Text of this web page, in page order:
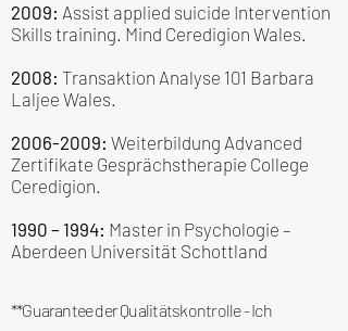
2009: Assist applied suicide Intervention
Skills training. Mind Ceredigion Wales.
2008: Transaktion Analyse 101 Barbara
Laljee Wales.
2006-2009: Weiterbildung Advanced
Zertifikate Gesprächstherapie College
Ceredigion.
1990 – 1994: Master in Psychologie –
Aberdeen Universität Schottland
**Guarantee derQualitätskontrolle- Ich